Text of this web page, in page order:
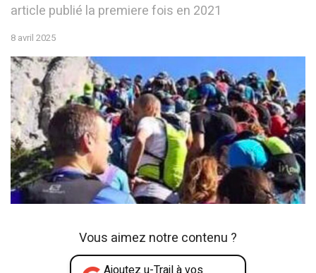
article publié la premiere fois en 2021
8 avril 2025
Vous aimez notre contenu ?